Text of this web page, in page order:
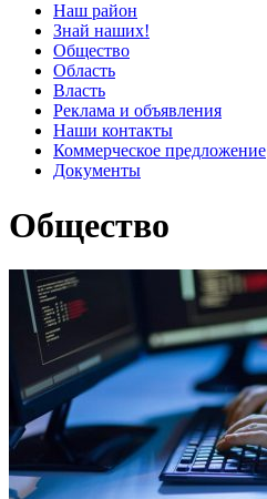
Наш район
Знай наших!
Общество
Область
Власть
Реклама и объявления
Наши контакты
Коммерческое предложение
Документы
Общество